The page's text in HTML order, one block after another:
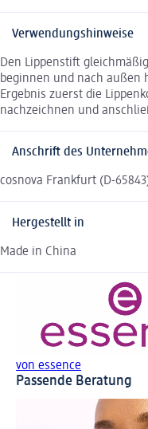
Verwendungshinweise
Den Lippenstift
beginnen und nach außen
Ergebnis zuerst die
nachzeichnen und
Anschrift des
cosnova Frankfurt (D-
Hergestellt in
Made in China
von essence
Passende Beratung